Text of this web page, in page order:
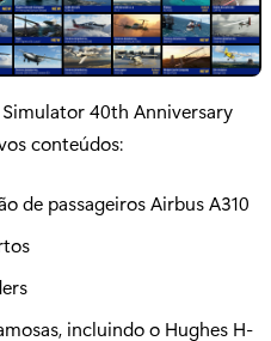
40th Anniversary
conteúdos:
de passageiros Airbus A310
incluindo o Hughes H-